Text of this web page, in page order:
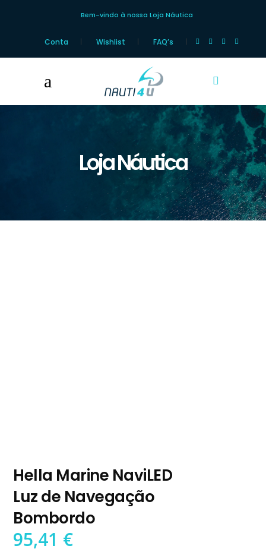
Bem-vindo à nossa Loja Náutica
Conta Wishlist FAQ’s
Loja Náutica
Hella Marine NaviLED
Luz de Navegação
Bombordo
95,41 €